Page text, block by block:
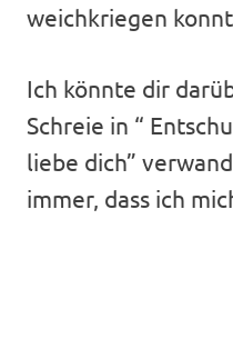
weichkriegen
Ich könnte dir
Schreie in “
liebe dich”
immer, dass ich